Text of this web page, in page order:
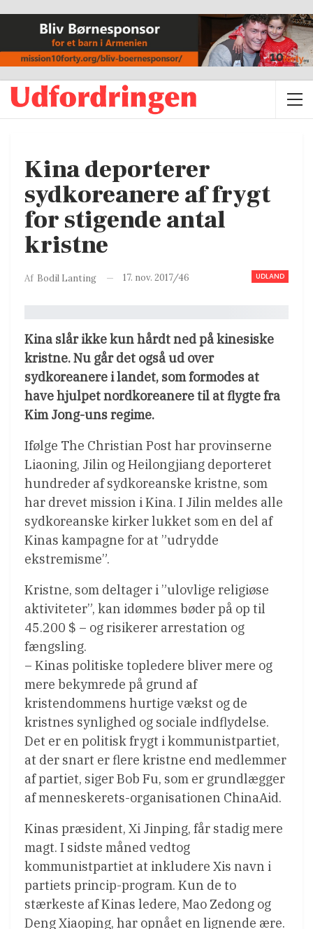
Kina deporterer
sydkoreanere af frygt
for stigende antal
kristne
UDLAND
Af Bodil Lanting 17. nov. 2017/46
Kina slår ikke kun hårdt ned på kinesiske
kristne. Nu går det også ud over
sydkoreanere i landet, som formodes at
have hjulpet nordkoreanere til at flygte fra
Kim Jong-uns regime.
Ifølge The Christian Post har provinserne
Liaoning, Jilin og Heilongjiang deporteret
hundreder af sydkoreanske kristne, som
har drevet mission i Kina. I Jilin meldes alle
sydkoreanske kirker lukket som en del af
Kinas kampagne for at ”udrydde
ekstremisme”.
Kristne, som deltager i ”ulovlige religiøse
aktiviteter”, kan idømmes bøder på op til
45.200 $ – og risikerer arrestation og
fængsling.
– Kinas politiske topledere bliver mere og
mere bekymrede på grund af
kristendommens hurtige vækst og de
kristnes synlighed og sociale indflydelse.
Det er en politisk frygt i kommunistpartiet,
at der snart er flere kristne end medlemmer
af partiet, siger Bob Fu, som er grundlægger
af menneskerets-organisationen ChinaAid.
Kinas præsident, Xi Jinping, får stadig mere
magt. I sidste måned vedtog
kommunistpartiet at inkludere Xis navn i
partiets princip-program. Kun de to
stærkeste af Kinas ledere, Mao Zedong og
Deng Xiaoping, har opnået en lignende ære.